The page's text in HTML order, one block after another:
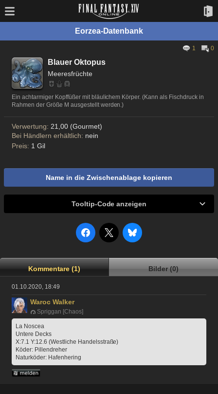
Eorzea-Datenbank
1 0
Blauer Oktopus
Meeresfrüchte
Ein achtarmiger Kopffüßer mit bläulichem Körper. (Kann als Fischdruck in
Rahmen der Größe M ausgestellt werden.)
Verwertung: 21,00 (Gourmet)
Bei Händlern erhältlich: nein
Preis: 1 Gil
Name in die Zwischenablage kopieren
Tooltip-Code anzeigen
Kommentare (1) Bilder (0)
01.10.2020, 18:49
Waroc Walker
Spriggan [Chaos]
La Noscea
Untere Decks
X:7.1 Y:12.6 (Westliche Handelsstraße)
Köder: Pillendreher
Naturköder: Hafenhering